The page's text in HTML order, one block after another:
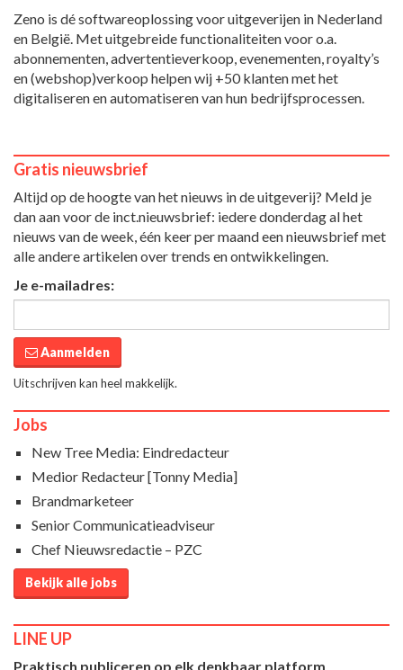
Zeno is dé softwareoplossing voor uitgeverijen in Nederland
en België. Met uitgebreide functionaliteiten voor o.a.
abonnementen, advertentieverkoop, evenementen, royalty’s
en (webshop)verkoop helpen wij +50 klanten met het
digitaliseren en automatiseren van hun bedrijfsprocessen.
Gratis nieuwsbrief
Altijd op de hoogte van het nieuws in de uitgeverij? Meld je
dan aan voor de inct.nieuwsbrief: iedere donderdag al het
nieuws van de week, één keer per maand een nieuwsbrief met
alle andere artikelen over trends en ontwikkelingen.
Je e-mailadres:
Aanmelden
Uitschrijven kan heel makkelijk.
Jobs
New Tree Media: Eindredacteur
Medior Redacteur [Tonny Media]
Brandmarketeer
Senior Communicatieadviseur
Chef Nieuwsredactie – PZC
Bekijk alle jobs
LINE UP
Praktisch publiceren op elk denkbaar platform